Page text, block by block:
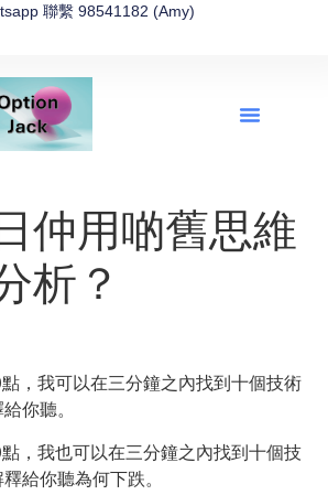
聯繫 98541182 (Amy)
仲用啲舊思維
析？
， 我可以在三分鐘之內找到十個技術
你聽。
， 我也可以在三分鐘之內找到十個技
給你聽為何下跌。